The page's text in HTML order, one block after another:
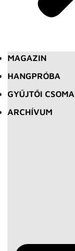
MAGAZIN
HANGPRÓBA
GYŰJTŐI
ARCHÍVUM